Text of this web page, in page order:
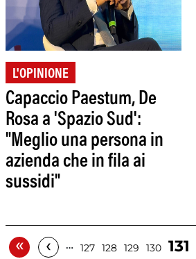
L'OPINIONE
Capaccio Paestum, De
Rosa a 'Spazio Sud':
"Meglio una persona in
azienda che in fila ai
sussidi"
« ‹ … 127 128 129 130 131